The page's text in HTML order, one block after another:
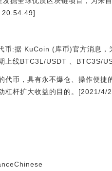
20:54:49]
:据 KuCoin (库币)官方消息，
上线BTC3L/USDT 、BTC3S/
代币，具有永不爆仓、操作便
杠杆扩大收益的目的。[2021/4/